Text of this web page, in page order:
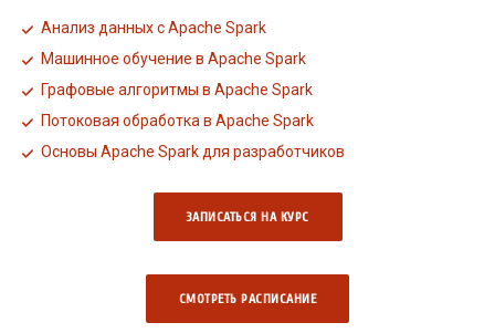
Анализ данных с Apache Spark
Машинное обучение в Apache Spark
Графовые алгоритмы в Apache Spark
Потоковая обработка в Apache Spark
Основы Apache Spark для разработчиков
ЗАПИСАТЬСЯ НА КУРС
СМОТРЕТЬ РАCПИСАНИЕ